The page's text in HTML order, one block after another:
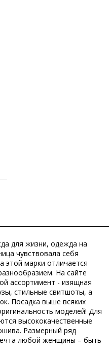
для жизни, одежда на
чувствовала себя
этой марки отличается
На сайте
ассортимент - изящная
стильные свитшоты, а
Посадка выше всяких
моделей! Для
высококачественные
Размерный ряд
любой женщины – быть